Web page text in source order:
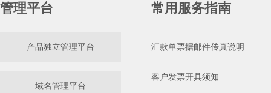
管理平台
产品独立管理平台
域名管理平台
常用服务指南
汇款单票据邮件传真说明
客户发票开具须知